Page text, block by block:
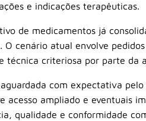
e indicações terapêuticas.
de medicamentos já
O cenário atual envolve
técnica criteriosa por parte da
com expectativa
acesso ampliado e eventuais
qualidade e conformidade